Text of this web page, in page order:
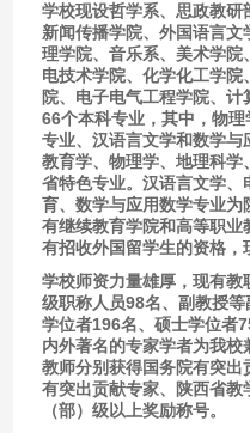
学校现设哲学系、思政教
新闻传播学院、外国语言
理学院、音乐系、美术学
电技术学院、化学化工学
院、电子电气工程学院、
66个本科专业，其中，物
专业、汉语言文学和数学与
教育学、物理学、地理科
省特色专业。汉语言文学
育、数学与应用数学专业
有继续教育学院和高等职业
有招收外国留学生的资格，
学校师资力量雄厚，现有
级职称人员98名、副教授
学位者196名、硕士学位者
内外著名的专家学者为我
教师分别获得国务院有突
有突出贡献专家、陕西省
（部）级以上奖励称号。